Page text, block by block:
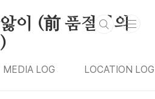
이 (前 품절녀의
MEDIA LOG LOCATION LOG